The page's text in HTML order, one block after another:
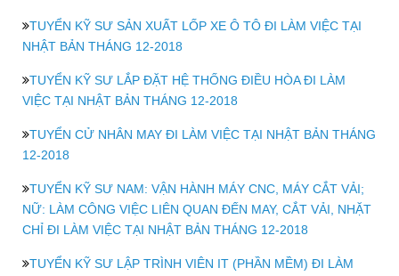
TUYỂN KỸ SƯ SẢN XUẤT LỐP XE Ô TÔ ĐI LÀM VIỆC TẠI
NHẬT BẢN THÁNG 12-2018
TUYỂN KỸ SƯ LẮP ĐẶT HỆ THỐNG ĐIỀU HÒA ĐI LÀM
VIỆC TẠI NHẬT BẢN THÁNG 12-2018
TUYỂN CỬ NHÂN MAY ĐI LÀM VIỆC TẠI NHẬT BẢN THÁNG
12-2018
TUYỂN KỸ SƯ NAM: VẬN HÀNH MÁY CNC, MÁY CẮT VẢI;
NỮ: LÀM CÔNG VIỆC LIÊN QUAN ĐẾN MAY, CẮT VẢI, NHẶT
CHỈ ĐI LÀM VIỆC TẠI NHẬT BẢN THÁNG 12-2018
TUYỂN KỸ SƯ LẬP TRÌNH VIÊN IT (PHẦN MỀM) ĐI LÀM